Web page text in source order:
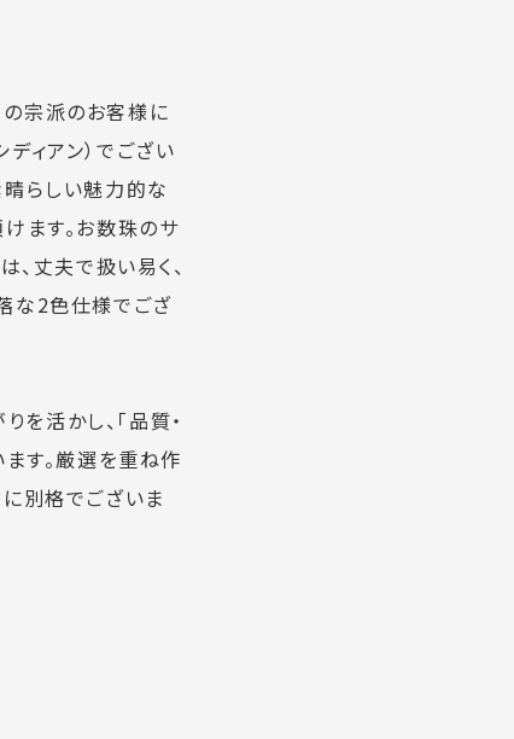
の宗派のお客様に
ィアン）でござい
らしい魅力的な
ます。お数珠のサ
丈夫で扱い易く、
な2色仕様でござ
活かし、「品質・
す。厳選を重ね作
別格でございま